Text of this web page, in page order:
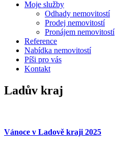
Moje služby
Odhady nemovitostí
Prodej nemovitostí
Pronájem nemovitostí
Reference
Nabídka nemovitostí
Píši pro vás
Kontakt
Ladův kraj
Vánoce v Ladově kraji 2025